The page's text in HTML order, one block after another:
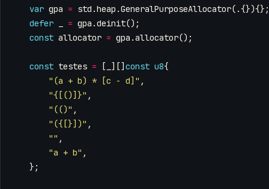
var gpa = std .heap .GeneralPurposeAllocator(.{}){};
defer
= gpa .deinit();
const allocator = gpa .allocator();
const testes = [ ][] const u8{
"(a + b) * [c - d]" ,
"{[()]}" ,
"(()" ,
"({[}])" ,
"" ,
"a + b" ,
};